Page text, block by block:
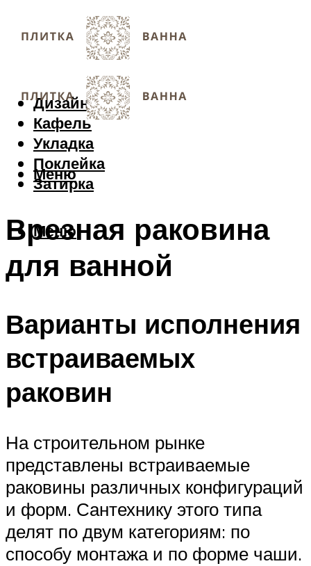
Дизайн
Кафель
Укладка
Поклейка
Затирка
Меню
Меню
Врезная раковина
для ванной
Варианты исполнения
встраиваемых
раковин
На строительном рынке
представлены встраиваемые
раковины различных конфигураций
и форм. Сантехнику этого типа
делят по двум категориям: по
способу монтажа и по форме чаши.